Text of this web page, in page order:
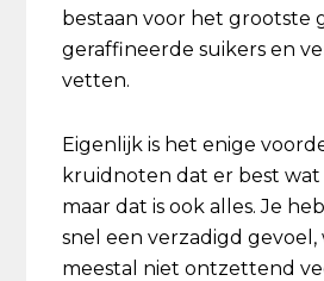
bestaan voor het grootste
geraffineerde suikers en
vetten.
Eigenlijk is het enige
kruidnoten dat er best
maar dat is ook alles. Je
snel een verzadigd gevoel,
meestal niet ontzettend